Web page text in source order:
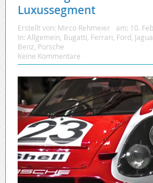
Luxussegment
Erstellt von: Mirco Rehmeier am: 10.
In: Allgemein Bugatti Ferrari Ford
Benz Porsche
Keine Kommentare